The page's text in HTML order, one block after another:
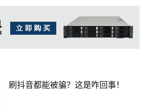
刷抖音都能被骗？这是咋回事！